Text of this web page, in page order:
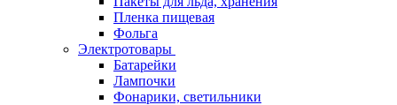
Пленка пищевая
Фольга
Электротовары
Батарейки
Лампочки
Фонарики, светильники